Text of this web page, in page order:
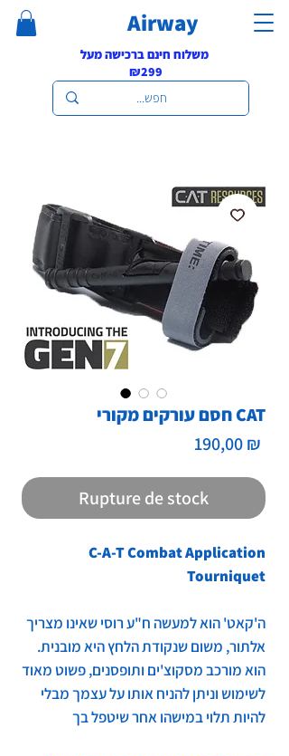
Airway
משלוח חינם ברכישה מעל
₪299
חסם עורקים מקורי CAT
190,00 ₪
Rupture de stock
C-A-T Combat Application
Tourniquet
ה'קאט' הוא למעשה ח"ע רוסי שאינו מצריך
אלתור, משום שנקודת הלחץ היא מובנית.
הוא מורכב מסקוצ'ים ותופסנים, פשוט מאוד
לשימוש וניתן להניח אותו על עצמך מבלי
להיות תלוי במישהו אחר שיטפל בך